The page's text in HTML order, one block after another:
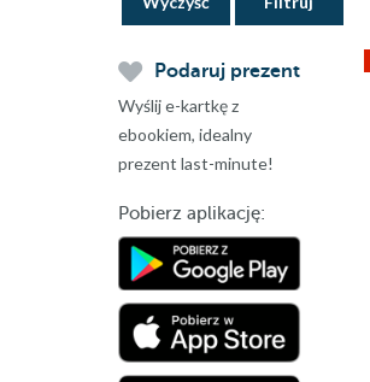
Podaruj prezent
Wyślij e-kartkę z
ebookiem, idealny
prezent last-minute!
Pobierz aplikację: